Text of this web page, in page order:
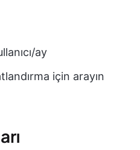
ay
için arayın